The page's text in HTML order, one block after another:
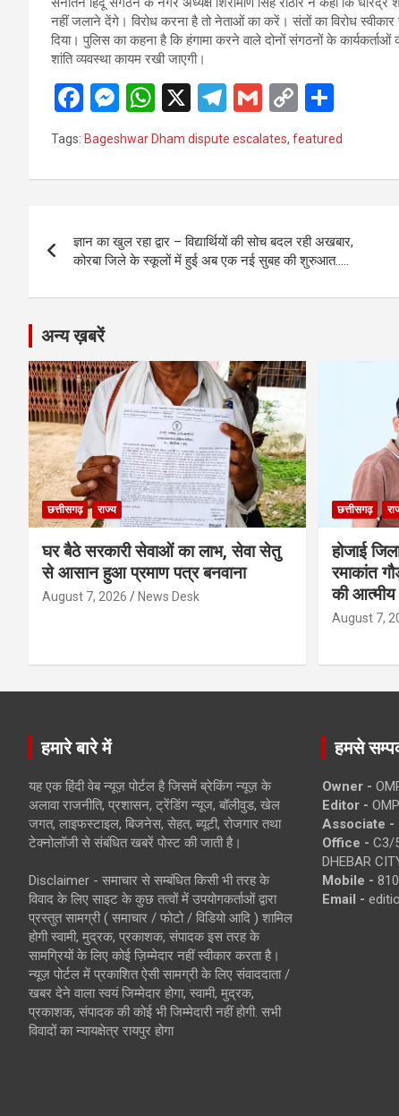
नहीं जलाने देंगे। विरोध करना है तो नेताओं का करें। संतों का विरोध
दिया। पुलिस का कहना है कि हंगामा करने वाले दोनों संगठनों के
शांति व्यवस्था कायम रखी जाएगी।
F
a
ce
b
o
k
M
es
se
n
er
W
h
at
s
p
p
X
T
e
gr
m
G
m
ail
C
py
Li
k
h
ar
e
Tags: Bageshwar Dham dispute escalates, featured
navigation
ज्ञान का खुल रहा द्वार – विद्यार्थियों की सोच बदल रही अखबार,
कोरबा जिले के स्कूलों में हुई अब एक नई सुबह की शुरुआत…..
अन्य ख़बरें
छत्तीसगढ़ राज्य
घर बैठे सरकारी सेवाओं का लाभ, सेवा सेतु
से आसान हुआ प्रमाण पत्र बनवाना
August 7, 2026 News Desk
छत्तीसगढ़
होजाई
रमाकांत
की आत्मीय
August 7,
हमारे बारे में
यह एक हिंदी वेब न्यूज़ पोर्टल है जिसमें ब्रेकिंग न्यूज़ के
अलावा राजनीति, प्रशासन, ट्रेंडिंग न्यूज, बॉलीवुड, खेल
जगत, लाइफस्टाइल, बिजनेस, सेहत, ब्यूटी, रोजगार तथा
टेक्नोलॉजी से संबंधित खबरें पोस्ट की जाती है।
Disclaimer - समाचार से सम्बंधित किसी भी तरह के
विवाद के लिए साइट के कुछ तत्वों में उपयोगकर्ताओं द्वारा
प्रस्तुत सामग्री ( समाचार / फोटो / विडियो आदि ) शामिल
होगी स्वामी, मुद्रक, प्रकाशक, संपादक इस तरह के
सामग्रियों के लिए कोई ज़िम्मेदार नहीं स्वीकार करता है।
न्यूज़ पोर्टल में प्रकाशित ऐसी सामग्री के लिए संवाददाता /
खबर देने वाला स्वयं जिम्मेदार होगा, स्वामी, मुद्रक,
प्रकाशक, संपादक की कोई भी जिम्मेदारी नहीं होगी. सभी
विवादों का न्यायक्षेत्र रायपुर होगा
हमसे
Owner -
Editor -
Associate -
Office - C3/
DHEBAR
Mobile -
Email -